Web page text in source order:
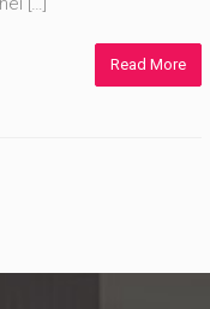
Read More